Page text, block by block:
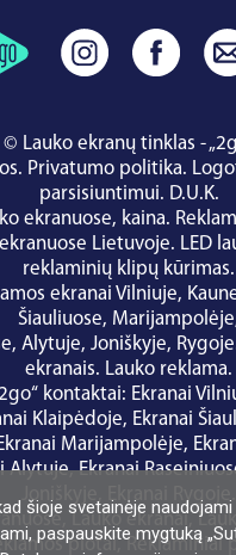
šioje svetainėje naudojami
paspauskite mygtuką
Lauko ekranų tinklas -
Privatumo politika.
parsisiuntimui. D.U.K.
ekranuose, kaina.
ekranuose Lietuvoje. LED
reklaminių klipų kūrimas.
ekranai Vilniuje,
Šiauliuose, Marijampolėje
, Alytuje, Joniškyje, Rygoje
ekranais. Lauko reklama.
kontaktai: Ekranai
Klaipėdoje, Ekranai
Marijampolėje,
Alytuje,Ekranai
Joniškyje
,Lauko ekranai,
plotai,Reklaminiai